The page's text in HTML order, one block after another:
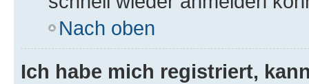
Nach oben
Ich habe mich registriert,